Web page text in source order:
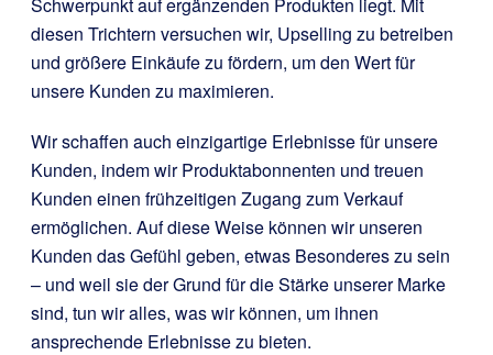
diesen Trichtern versuchen wir, Upselling zu betreiben
und größere Einkäufe zu fördern, um den Wert für
unsere Kunden zu maximieren.
Wir schaffen auch einzigartige Erlebnisse für unsere
Kunden, indem wir Produktabonnenten und treuen
Kunden einen frühzeitigen Zugang zum Verkauf
ermöglichen. Auf diese Weise können wir unseren
Kunden das Gefühl geben, etwas Besonderes zu sein
– und weil sie der Grund für die Stärke unserer Marke
sind, tun wir alles, was wir können, um ihnen
ansprechende Erlebnisse zu bieten.